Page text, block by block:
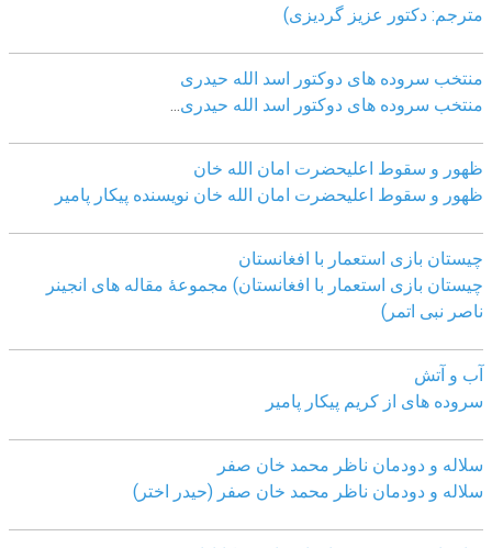
مترجم: دکتور عزیز گردیزی)
منتخب سروده های دوکتور اسد الله حیدری
منتخب سروده های دوکتور اسد الله حیدری
ظهور و سقوط اعلیحضرت امان الله خان
ظهور و سقوط اعلیحضرت امان الله خان نویسنده پیکار پامیر
چیستان بازی استعمار با افغانستان
چیستان بازی استعمار با افغانستان) مجموعۀ مقاله های انجینر
ناصر نبی اتمر)
آب و آتش
سروده های از کریم پیکار پامیر
سلاله و دودمان ناظر محمد خان صفر
سلاله و دودمان ناظر محمد خان صفر (حیدر اختر)